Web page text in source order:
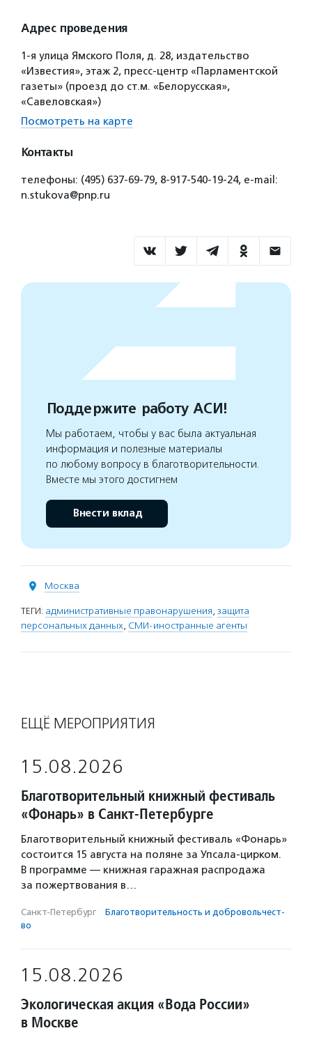
Адрес проведения
1-я улица Ямского Поля, д. 28, издательство
«Известия», этаж 2, пресс-центр «Парламентской
газеты» (проезд до ст.м. «Белорусская»,
«Савеловская»)
Посмотреть на карте
Контакты
телефоны: (495) 637-69-79, 8-917-540-19-24, e-mail:
n.stukova@pnp.ru
Поддержите работу АСИ!
Мы работаем, чтобы у вас была актуальная
информация и полезные материалы
по любому вопросу в благотворительности.
Вместе мы этого достигнем
Внести вклад
Москва
ТЕГИ: административные правонарушения, защита
персональных данных, СМИ-иностранные агенты
ЕЩЁ МЕРОПРИЯТИЯ
15.08.2026
Благотворительный книжный фестиваль
«Фонарь» в Санкт-Петербурге
Благотворительный книжный фестиваль «Фонарь»
состоится 15 августа на поляне за Упсала-цирком.
В программе — книжная гаражная распродажа
за пожертвования в…
Санкт-Петербург · Благотвори­тель­ность и доброволь­чест­
во
15.08.2026
Экологическая акция «Вода России»
в Москве